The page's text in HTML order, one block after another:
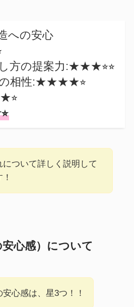
への安心
方の提案力:★★★⭐︎⭐︎
相性:★★★★⭐︎
について詳しく説明して
心感）について
心感は、星3つ！！